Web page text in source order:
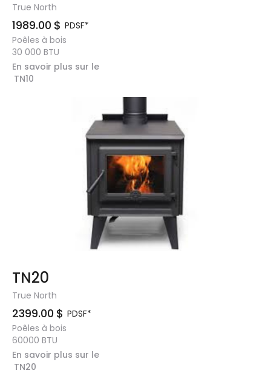
True North
1989.00 $ PDSF*
Poêles à bois
30 000 BTU
En savoir plus sur le
TN10
TN20
True North
2399.00 $ PDSF*
Poêles à bois
60000 BTU
En savoir plus sur le
TN20